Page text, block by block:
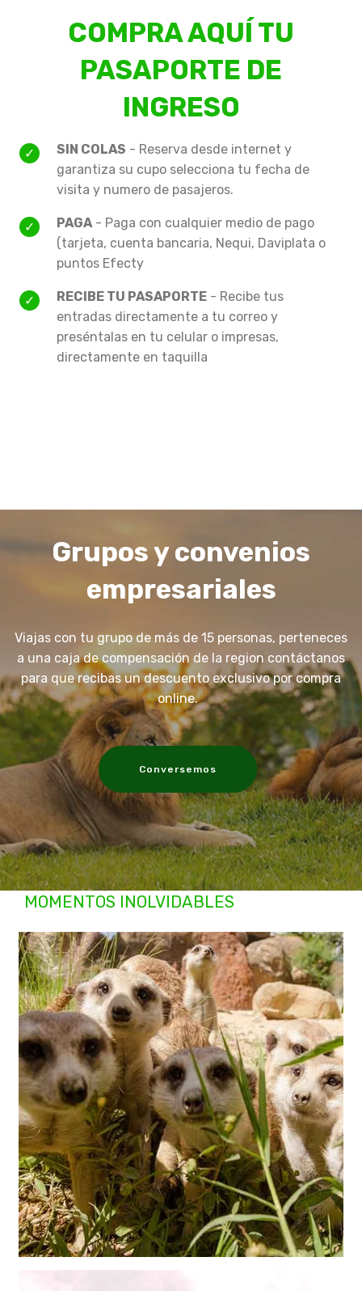
COMPRA AQUÍ TU
PASAPORTE DE
INGRESO
SIN COLAS - Reserva desde internet y
garantiza su cupo selecciona tu fecha de
visita y numero de pasajeros.
PAGA- Paga con cualquier medio de pago
(tarjeta, cuenta bancaria, Nequi, Daviplata o
puntos Efecty
RECIBE TU PASAPORTE - Recibe tus
entradas directamente a tu correo y
preséntalas en tu celular o impresas,
directamente en taquilla
Grupos y convenios
empresariales
Viajas con tu grupo de más de 15 personas, perteneces
a una caja de compensación de la region contáctanos
para que recibas un descuento exclusivo por compra
online.
Conversemos
MOMENTOS INOLVIDABLES